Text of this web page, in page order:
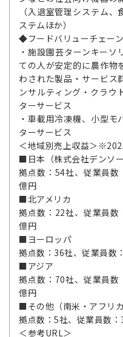
（入退室管理システム
ステムほか）
◆フードバリューチェーン
・施設園芸ターンキー
ての人が安定的に農作物
わされた製品・サービス
ンサルティング・クラウ
ターサービス
・車載用冷凍機、小型モ
ターサービス
＜地域別売上収益＞
■日本（株式会社デンソー
拠点数：54社、従業員
億円
■北アメリカ
拠点数：22社、従業員
億円
■ヨーロッパ
拠点数：36社、従業員数
■アジア
拠点数：70社、従業員
億円
■その他（南米・アフリカ
拠点数：5社、従業員数
＜参考URL＞